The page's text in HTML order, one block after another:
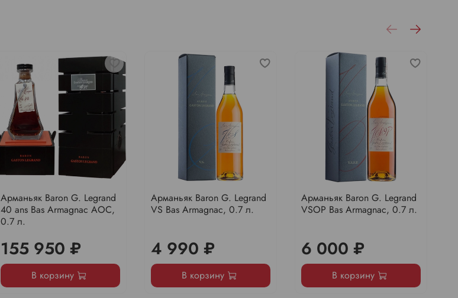
Арманьяк Baron G. Legrand
40 ans Bas Armagnac AOC,
0.7 л.
155 950 ₽
В корзину
Арманьяк Baron G. Legrand
VS Bas Armagnac, 0.7 л.
4 990 ₽
В корзину
Арманьяк Baron G. Legrand
VSOP Bas Armagnac, 0.7 л.
6 000 ₽
В корзину